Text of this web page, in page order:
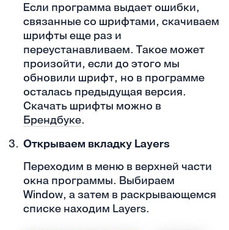
Если программа выдает ошибки,
связанные со шрифтами, скачиваем
шрифты еще раз и
переустанавливаем. Такое может
произойти, если до этого мы
обновили шрифт, но в программе
осталась предыдущая версия.
Скачать шрифты можно в
Брендбуке.
Открываем вкладку Layers
Переходим в меню в верхней части
окна программы. Выбираем
Window, а затем в раскрывающемся
списке находим Layers.